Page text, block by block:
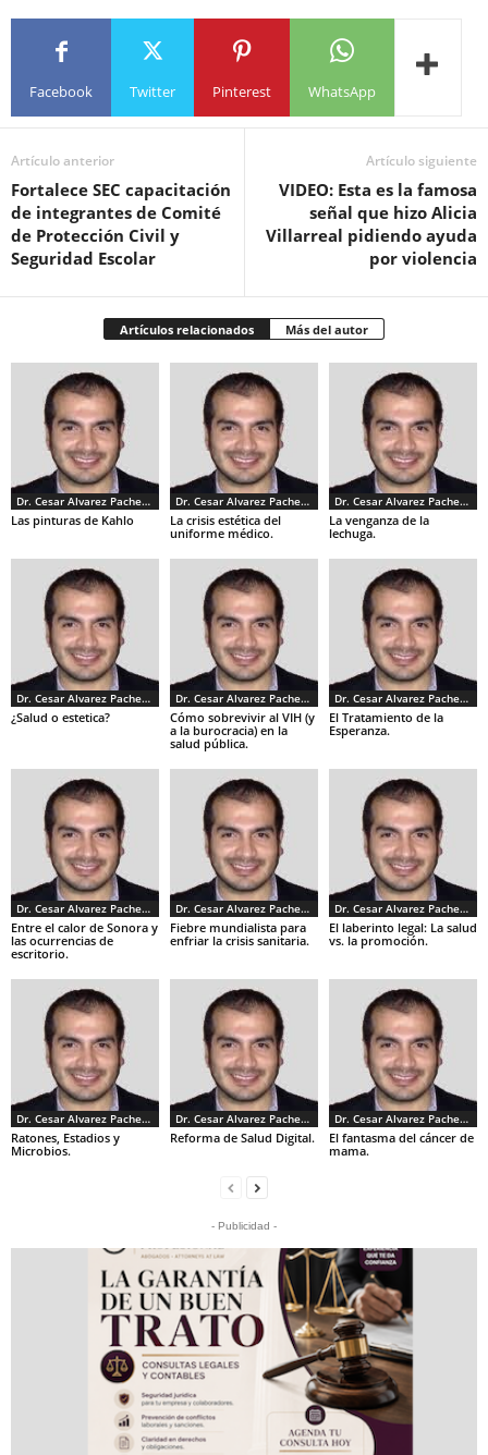
Facebook Twitter Pinterest WhatsApp
Artículo anterior
Fortalece SEC capacitación
de integrantes de Comité
de Protección Civil y
Seguridad Escolar
Artículo siguiente
VIDEO: Esta es la famosa
señal que hizo Alicia
Villarreal pidiendo ayuda
por violencia
Artículos relacionados Más del autor
Dr. Cesar Alvarez Pacheco
Las pinturas de Kahlo
Dr. Cesar Alvarez Pacheco
La crisis estética del
uniforme médico.
Dr. Cesar Alvarez Pacheco
La venganza de la
lechuga.
Dr. Cesar Alvarez Pacheco
¿Salud o estetica?
Dr. Cesar Alvarez Pacheco
Cómo sobrevivir al VIH (y
a la burocracia) en la
salud pública.
Dr. Cesar Alvarez Pacheco
El Tratamiento de la
Esperanza.
Dr. Cesar Alvarez Pacheco
Entre el calor de Sonora y
las ocurrencias de
escritorio.
Dr. Cesar Alvarez Pacheco
Fiebre mundialista para
enfriar la crisis sanitaria.
Dr. Cesar Alvarez Pacheco
El laberinto legal: La salud
vs. la promoción.
Dr. Cesar Alvarez Pacheco
Ratones, Estadios y
Microbios.
Dr. Cesar Alvarez Pacheco
Reforma de Salud Digital.
Dr. Cesar Alvarez Pacheco
El fantasma del cáncer de
mama.
- Publicidad -